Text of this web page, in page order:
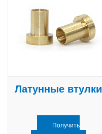
Латунные втулки
Получить